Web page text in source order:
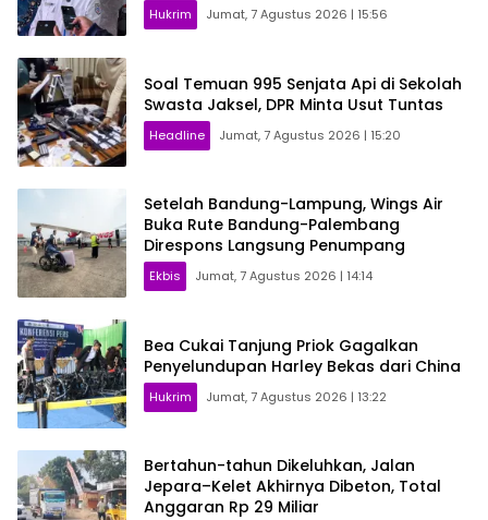
Hukrim Jumat, 7 Agustus 2026 | 15:56
Soal Temuan 995 Senjata Api di Sekolah
Swasta Jaksel, DPR Minta Usut Tuntas
Headline Jumat, 7 Agustus 2026 | 15:20
Setelah Bandung-Lampung, Wings Air
Buka Rute Bandung-Palembang
Direspons Langsung Penumpang
Ekbis Jumat, 7 Agustus 2026 | 14:14
Bea Cukai Tanjung Priok Gagalkan
Penyelundupan Harley Bekas dari China
Hukrim Jumat, 7 Agustus 2026 | 13:22
Bertahun-tahun Dikeluhkan, Jalan
Jepara–Kelet Akhirnya Dibeton, Total
Anggaran Rp 29 Miliar